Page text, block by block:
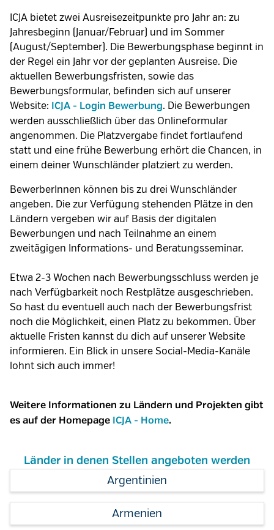
ICJA bietet zwei Ausreisezeitpunkte pro Jahr an: zu
Jahresbeginn (Januar/Februar) und im Sommer
(August/September). Die Bewerbungsphase beginnt in
der Regel ein Jahr vor der geplanten Ausreise. Die
aktuellen Bewerbungsfristen, sowie das
Bewerbungsformular, befinden sich auf unserer
Website: ICJA - Login Bewerbung. Die Bewerbungen
werden ausschließlich über das Onlineformular
angenommen. Die Platzvergabe findet fortlaufend
statt und eine frühe Bewerbung erhört die Chancen, in
einem deiner Wunschländer platziert zu werden.
BewerberInnen können bis zu drei Wunschländer
angeben. Die zur Verfügung stehenden Plätze in den
Ländern vergeben wir auf Basis der digitalen
Bewerbungen und nach Teilnahme an einem
zweitägigen Informations- und Beratungsseminar.
Etwa 2-3 Wochen nach Bewerbungsschluss werden je
nach Verfügbarkeit noch Restplätze ausgeschrieben.
So hast du eventuell auch nach der Bewerbungsfrist
noch die Möglichkeit, einen Platz zu bekommen. Über
aktuelle Fristen kannst du dich auf unserer Website
informieren. Ein Blick in unsere Social-Media-Kanäle
lohnt sich auch immer!
Weitere Informationen zu Ländern und Projekten gibt
es auf der Homepage ICJA - Home.
Länder in denen Stellen angeboten werden
Argentinien
Armenien